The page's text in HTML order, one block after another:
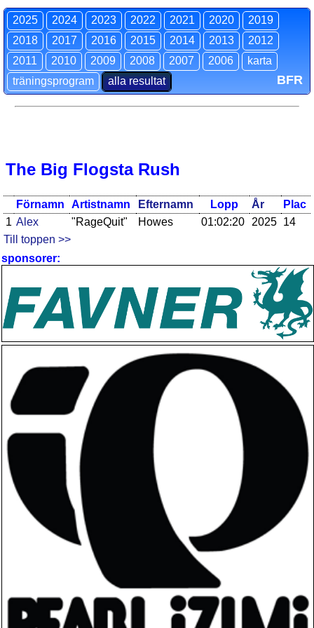
2025 2024 2023 2022 2021 2020
2019
2018
2017 2016 2015 2014 2013
2012
2011
2010 2009 2008 2007 2006
karta
träningsprogram
alla resultat BFR
The Big Flogsta Rush
Förnamn Artistnamn Efternamn Lopp År
Plac
1 Alex "RageQuit" Howes 01:02:20 2025 14
Till toppen >>
sponsorer: